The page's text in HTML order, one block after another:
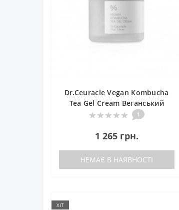
Dr.Ceuracle Vegan Kombucha
Tea Gel Cream Веганський
крем-гель з екстрактом
1
1 265 грн.
НЕМАЄ В НАЯВНОСТІ
ХІТ